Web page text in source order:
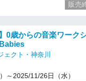
販売
0歳からの音楽ワーク
ェクト・神奈川
～2025/11/26日（水）